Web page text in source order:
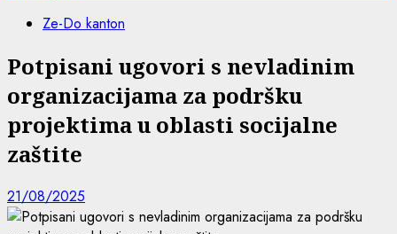
Ze-Do kanton
Potpisani ugovori s nevladinim
organizacijama za podršku
projektima u oblasti socijalne
zaštite
21/08/2025